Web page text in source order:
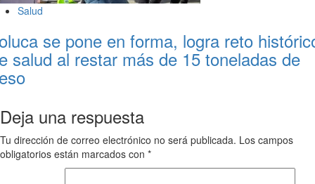
Salud
se pone en forma, logra reto
salud al restar más de 15 toneladas de
Deja una respuesta
Tu dirección de correo electrónico no será publicada. Los campos
obligatorios están marcados con *